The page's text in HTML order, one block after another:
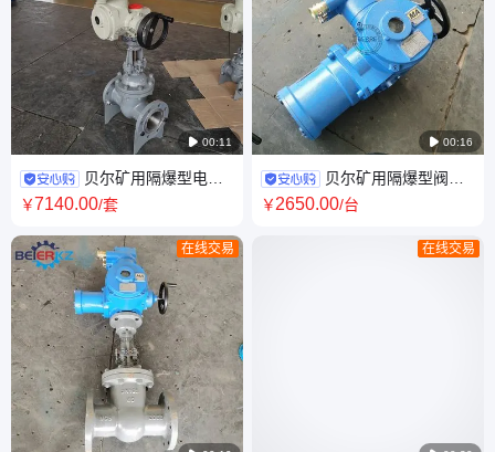
 00:11
贝尔矿用隔爆型电动
闸阀一体化DN125 PN16煤安
￥7140.00/套
在线交易
 00:16
贝尔矿用隔爆型阀门
电动装置ZB30-24(660)防爆等
￥2650.00/台
在线交易